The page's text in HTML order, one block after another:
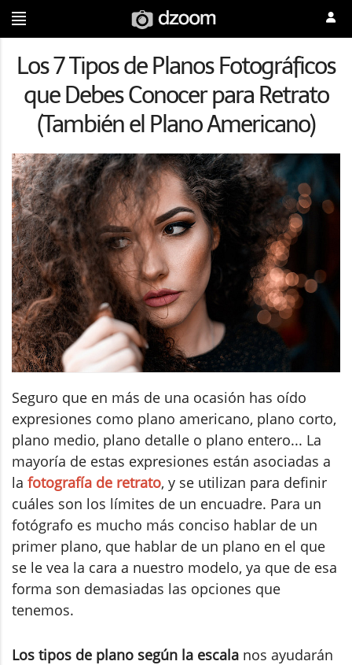
Los 7 Tipos de Planos Fotográficos
que Debes Conocer para Retrato
(También el Plano Americano)
Seguro que en más de una ocasión has oído
expresiones como plano americano, plano corto,
plano medio, plano detalle o plano entero... La
mayoría de estas expresiones están asociadas a
la fotografía de retrato, y se utilizan para definir
cuáles son los límites de un encuadre. Para un
fotógrafo es mucho más conciso hablar de un
primer plano, que hablar de un plano en el que
se le vea la cara a nuestro modelo, ya que de esa
forma son demasiadas las opciones que
tenemos.
Los tipos de plano según la escala nos ayudarán